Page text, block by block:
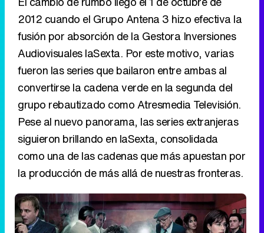
'120 Minutos' celebra sus 2.000 programas en Telemadrid con un vídeo del día a día en la redacción
Tráiler de '33 días', la nueva serie de Atresplayer con Julián Villagrán y José Manuel Poga
Tráiler en catalán de 'Ravalear', la nueva serie de HBO Max sobre los fondos buitre
2012 cuando el Grupo Antena 3 hizo efectiva la
fusión por absorción de la Gestora Inversiones
Audiovisuales laSexta. Por este motivo, varias
fueron las series que bailaron entre ambas al
convertirse la cadena verde en la segunda del
grupo rebautizado como Atresmedia Televisión.
Pese al nuevo panorama, las series extranjeras
siguieron brillando en laSexta, consolidada
como una de las cadenas que más apuestan por
la producción de más allá de nuestras fronteras.